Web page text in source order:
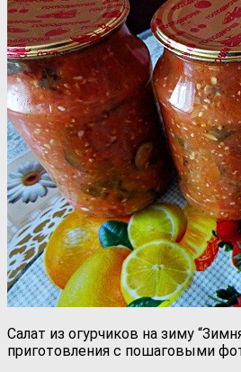
Салат из огурчиков на зиму
приготовления с пошаговыми